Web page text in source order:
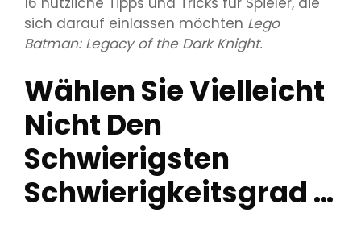
sich darauf einlassen möchten Lego
Batman: Legacy of the Dark Knight.
Wählen Sie Vielleicht
Nicht Den
Schwierigsten
Schwierigkeitsgrad …